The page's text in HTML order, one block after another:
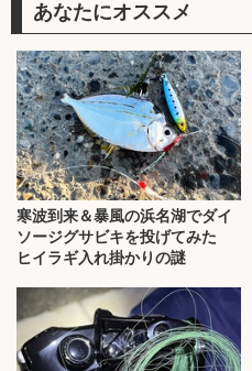
あなたにオススメ
寒波到来＆暴風の浜名湖でダイ
ソージグサビキを投げてみた
ヒイラギ入れ掛かりの謎